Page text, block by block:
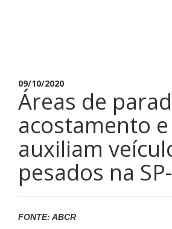
09/10/2020
Áreas de
acostamento
auxiliam
pesados na
FONTE: ABCR